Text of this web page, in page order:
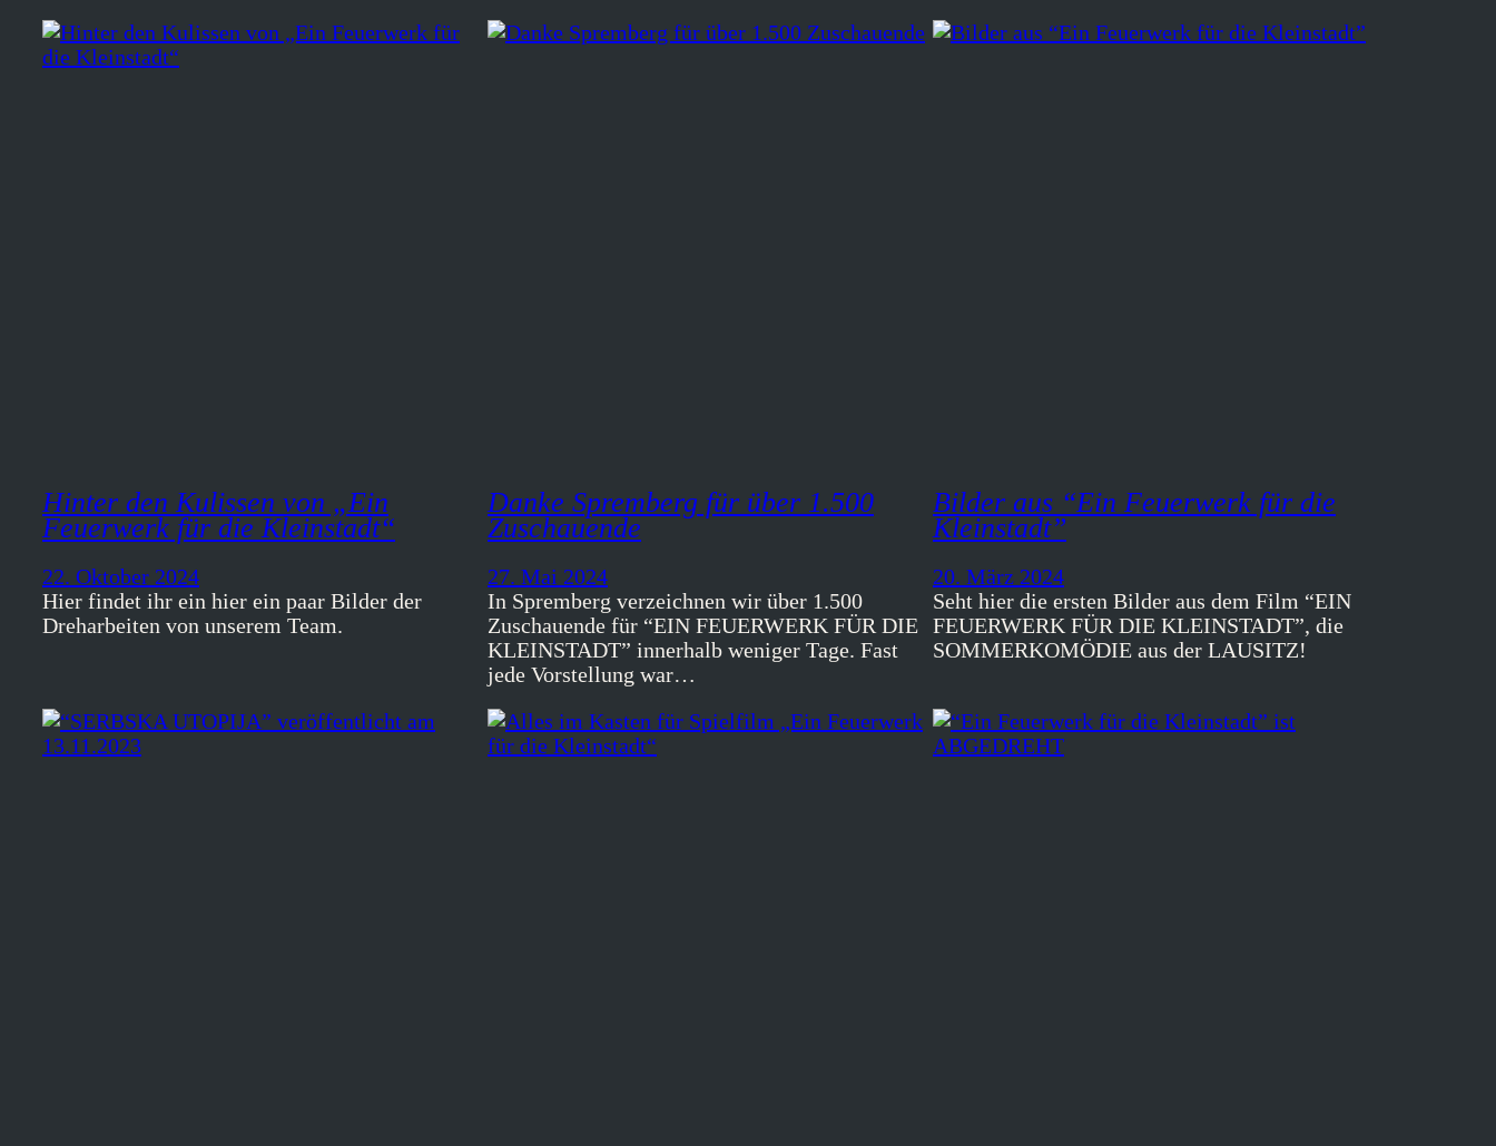
Hinter den Kulissen von „Ein
Feuerwerk für die Kleinstadt“
22. Oktober 2024
Hier findet ihr ein hier ein paar Bilder der
Dreharbeiten von unserem Team.
Danke Spremberg für über 1.500
Zuschauende
27. Mai 2024
In Spremberg verzeichnen wir über 1.500
Zuschauende für “EIN FEUERWERK FÜR DIE
KLEINSTADT” innerhalb weniger Tage. Fast
jede Vorstellung war…
Bilder aus “Ein Feuerwerk für die
Kleinstadt”
20. März 2024
Seht hier die ersten Bilder aus dem Film “EIN
FEUERWERK FÜR DIE KLEINSTADT”, die
SOMMERKOMÖDIE aus der LAUSITZ!